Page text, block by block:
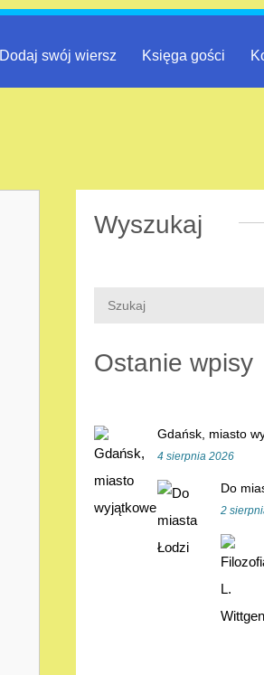
Dodaj swój wiersz Księga gości
Wyszukaj
Ostanie wpisy
Gdańsk, miasto
4 sierpnia 2026
Do
2